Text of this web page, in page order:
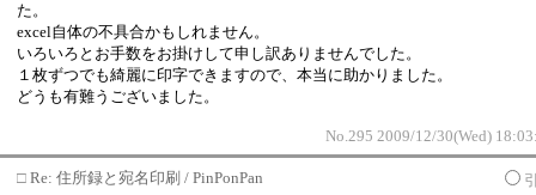
た。
excel自体の不具合かもしれません。
いろいろとお手数をお掛けして申し訳ありませんでした。
１枚ずつでも綺麗に印字できますので、本当に助かりました。
どうも有難うございました。
No.295 2009/12/30(Wed)
□ Re: 住所録と宛名印刷 / PinPonPan